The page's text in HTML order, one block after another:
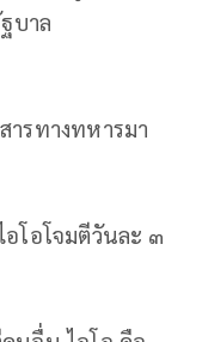
บาล
ารทางทหารมา
โอโจมตีวันละ ๓